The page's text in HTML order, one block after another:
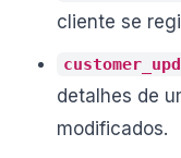
cliente se
detalhes de
modificados.